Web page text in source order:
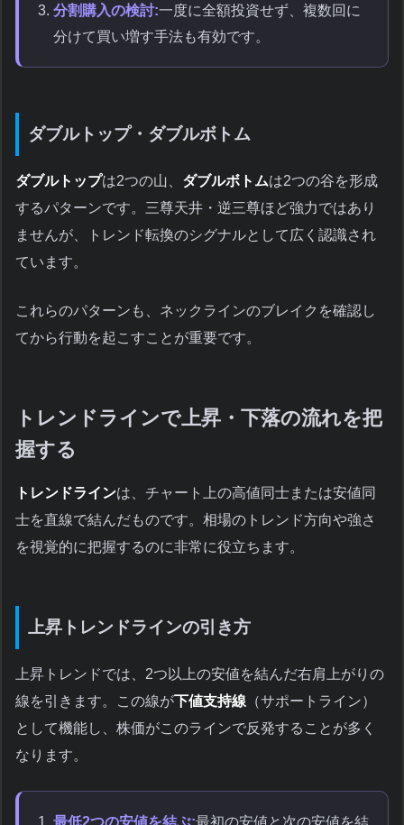
分割購入の検討:一度に全額投資せず、複数回に
分けて買い増す手法も有効です。
ダブルトップ・ダブルボトム
ダブルトップは2つの山、 ダブルボトムは2つの谷を形成
するパターンです。三尊天井・逆三尊ほど強力ではあり
ませんが、トレンド転換のシグナルとして広く認識され
ています。
これらのパターンも、ネックラインのブレイクを確認し
てから行動を起こすことが重要です。
トレンドラインで上昇・下落の流れを把
握する
トレンドラインは、チャート上の高値同士または安値同
士を直線で結んだものです。相場のトレンド方向や強さ
を視覚的に把握するのに非常に役立ちます。
上昇トレンドラインの引き方
上昇トレンドでは、2つ以上の安値を結んだ右肩上がりの
線を引きます。この線が下値支持線 （サポートライン）
として機能し、株価がこのラインで反発することが多く
なります。